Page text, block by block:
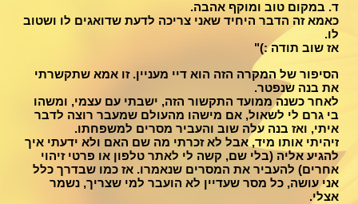
ד. במקום טוב ומוקף אהבה.
​כאמא זה הדבר היחיד שאני צריכה לדעת שדואגים לו ושטוב
לו.
אז שוב תודה :)"
הסיפור של המקרה הזה הוא דיי מעניין. זו אמא שתקשרתי
את בנה שנפטר.
לאחר כשנה ממועד התקשור הזה, ישבתי עם עצמי, ומשהו
בי גרם לי לשאול, אם מישהו מהעולם שמעבר רוצה לדבר
איתי, ואז בנה עלה שוב והעביר מסרים למשפחתו.
זיהיתי אותו מיד, אבל לא זכרתי מה שם האם ולא ידעתי איך
להגיע אליה (בלי שם, קשה לי לאתר טלפון או פרטי זיהוי
אחרים) להעביר את המסרים שנאמרו. אז כמו שבדרך כלל
אני עושה, כל מסר שעדיין לא הועבר למי שצריך, נשמר
אצלי.